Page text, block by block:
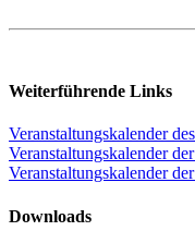
Weiterführende Links
Veranstaltungskalender
Veranstaltungskalender
Veranstaltungskalender
Downloads